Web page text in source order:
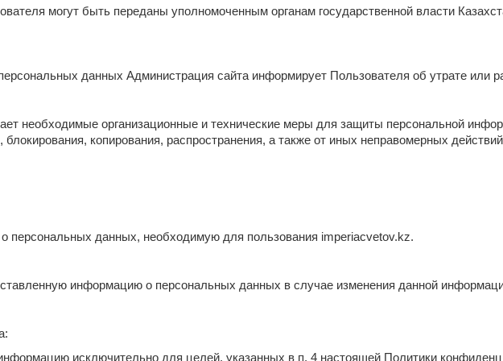
могут быть переданы уполномоченным органам государственной власти
данных Администрация сайта информирует Пользователя об утрате или
необходимые организационные и технические меры для защиты персональной
блокирования, копирования, распространения, а также от иных неправомерных
персональных данных, необходимую для пользования imperiacvetov.kz.
информацию о персональных данных в случае изменения данной
исключительно для целей, указанных в п. 4 настоящей Политики